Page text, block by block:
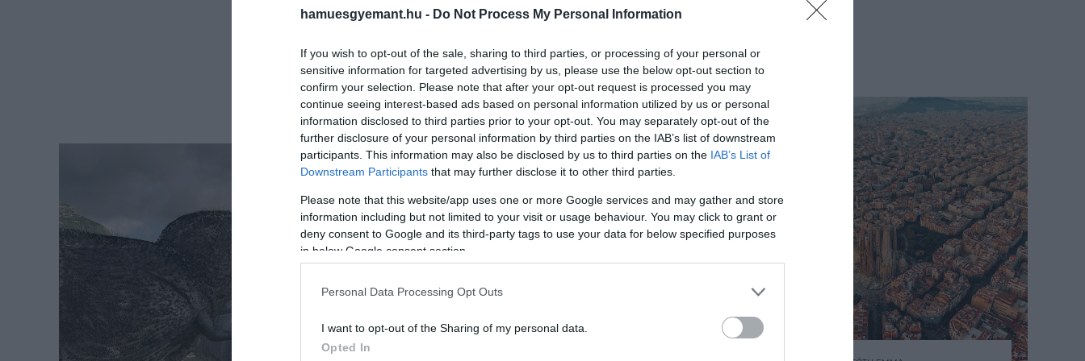
hamuesgyemant.hu - Do Not Process My Personal Information
If you wish to opt-out of the sale, sharing to third parties, or processing of your personal or
sensitive information for targeted advertising by us, please use the below opt-out section to
confirm your selection. Please note that after your opt-out request is processed you may
continue seeing interest-based ads based on personal information utilized by us or personal
information disclosed to third parties prior to your opt-out. You may separately opt-out of the
further disclosure of your personal information by third parties on the IAB’s list of downstream
participants. This information may also be disclosed by us to third parties on the IAB’s List of
Downstream Participants that may further disclose it to other third parties.
Please note that this website/app uses one or more Google services and may gather and store
information including but not limited to your visit or usage behaviour. You may click to grant or
deny consent to Google and its third-party tags to use your data for below specified purposes
in below Google consent section.
Personal Data Processing Opt Outs
I want to opt-out of the Sharing of my personal data.
Opted In